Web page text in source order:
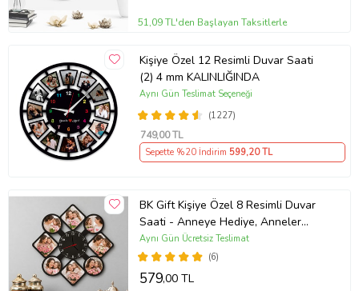
51,09 TL'den Başlayan Taksitlerle
Kişiye Özel 12 Resimli Duvar Saati
(2) 4 mm KALINLIĞINDA
(1227)
Aynı Gün Teslimat Seçeneği
749,00 TL
Sepette %20 İndirim 599,20 TL
BK Gift Kişiye Özel 8 Resimli Duvar
Saati - Anneye Hediye, Anneler
Günü Hediyesi, Ev Hediyesi
(6)
Aynı Gün Ücretsiz Teslimat
579,00 TL